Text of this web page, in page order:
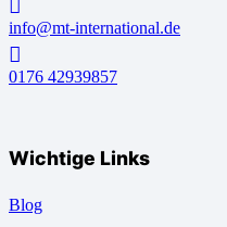
info@mt-international.de
0176 42939857
Wichtige Links
Blog